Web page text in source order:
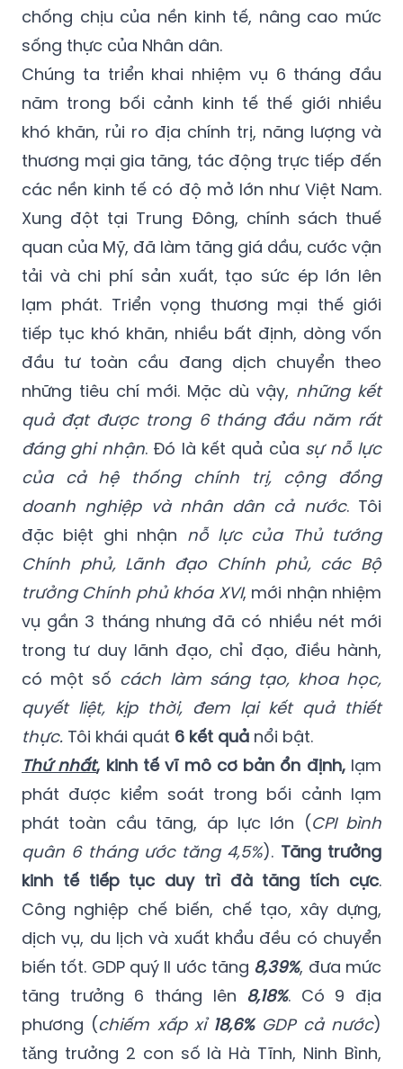
chống chịu của nền kinh tế, nâng cao mức
sống thực của Nhân dân.
Chúng ta triển khai nhiệm vụ 6 tháng đầu
năm trong bối cảnh kinh tế thế giới nhiều
khó khăn, rủi ro địa chính trị, năng lượng và
thương mại gia tăng, tác động trực tiếp đến
các nền kinh tế có độ mở lớn như Việt Nam.
Xung đột tại Trung Đông, chính sách thuế
quan của Mỹ, đã làm tăng giá dầu, cước vận
tải và chi phí sản xuất, tạo sức ép lớn lên
lạm phát. Triển vọng thương mại thế giới
tiếp tục khó khăn, nhiều bất định, dòng vốn
đầu tư toàn cầu đang dịch chuyển theo
những tiêu chí mới. Mặc dù vậy, những kết
quả đạt được trong 6 tháng đầu năm rất
đáng ghi nhận. Đó là kết quả của sự nỗ lực
của cả hệ thống chính trị, cộng đồng
doanh nghiệp và nhân dân cả nước. Tôi
đặc biệt ghi nhận nỗ lực của Thủ tướng
Chính phủ, Lãnh đạo Chính phủ, các Bộ
trưởng Chính phủ khóa XVI, mới nhận nhiệm
vụ gần 3 tháng nhưng đã có nhiều nét mới
trong tư duy lãnh đạo, chỉ đạo, điều hành,
có một số cách làm sáng tạo, khoa học,
quyết liệt, kịp thời, đem lại kết quả thiết
thực. Tôi khái quát 6 kết quả nổi bật.
Thứ nhất, kinh tế vĩ mô cơ bản ổn định, lạm
phát được kiểm soát trong bối cảnh lạm
phát toàn cầu tăng, áp lực lớn (CPI bình
quân 6 tháng ước tăng 4,5%). Tăng trưởng
kinh tế tiếp tục duy trì đà tăng tích cực.
Công nghiệp chế biến, chế tạo, xây dựng,
dịch vụ, du lịch và xuất khẩu đều có chuyển
biến tốt. GDP quý II ước tăng 8,39%, đưa mức
tăng trưởng 6 tháng lên 8,18%. Có 9 địa
phương (chiếm xấp xỉ 18,6%GDP cả nước)
tǎng trưởng 2 con số là Hà Tĩnh, Ninh Bình,